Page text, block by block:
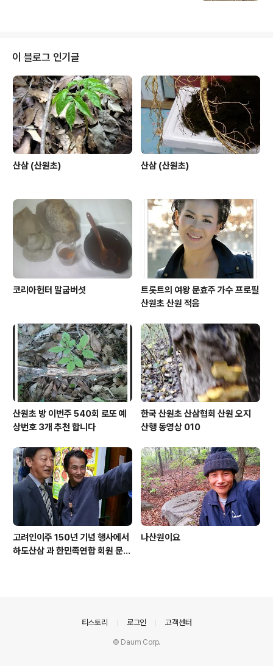
이 블로그 인기글
산삼 (산원초) 산삼 (산원초)
코리아헌터 말굽버섯
트롯트의 여왕 문효주 가수 프로필
산원초 산원 적음
산원초 방 이번주 540회 로또 예
상번호 3개 추천 합니다
한국 산원초 산삼협회 산원 오지
산행 동영상 010
고려인이주 150년 기념 행사에서
하도산삼 과 한민족연합 회원 문효
나산원이요
티스토리 로그인 고객센터
© Daum Corp.